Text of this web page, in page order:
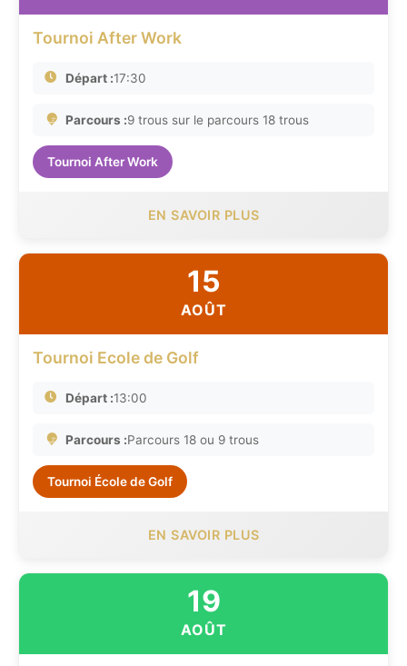
Tournoi After Work
Départ :17:30
Parcours :9 trous sur le parcours 18 trous
Tournoi After Work
EN SAVOIR PLUS
15
AOÛT
Tournoi Ecole de Golf
Départ :13:00
Parcours :Parcours 18 ou 9 trous
Tournoi École de Golf
EN SAVOIR PLUS
19
AOÛT